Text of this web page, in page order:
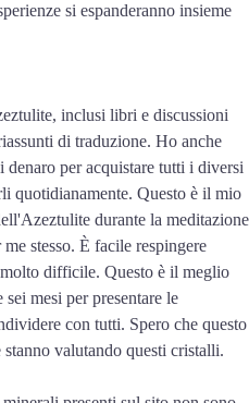
si espanderanno insieme
inclusi libri e discussioni
di traduzione. Ho anche
denaro per acquistare tutti i diversi
quotidianamente. Questo è il mio
durante la meditazione
stesso. È facile respingere
difficile. Questo è il meglio
mesi per presentare le
con tutti. Spero che questo
valutando questi cristalli.